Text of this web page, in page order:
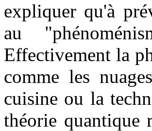
expliquer qu'à
au
Effectivement la
comme les
cuisine ou la
théorie quantique